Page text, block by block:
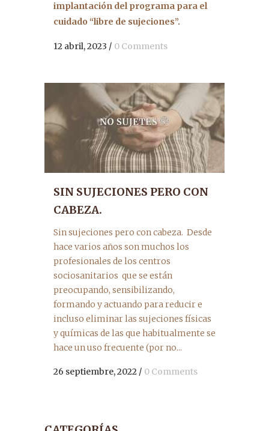
implantación del programa para el
cuidado “libre de sujeciones”.
12 abril, 2023 / 0 Comments
SIN SUJECIONES PERO CON
CABEZA.
Sin sujeciones pero con cabeza. Desde
hace varios años son muchos los
profesionales de los centros
sociosanitarios que se están
preocupando, sensibilizando,
formando y actuando para reducir e
incluso eliminar las sujeciones físicas
y químicas de las que habitualmente se
hace un uso frecuente (por no...
26 septiembre, 2022 / 0 Comments